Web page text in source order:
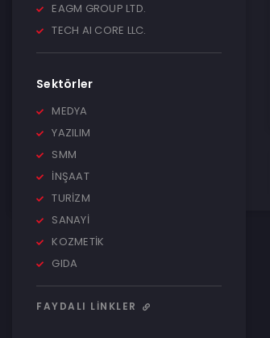
EAGM GROUP LTD.
TECH AI CORE LLC.
Sektörler
MEDYA
YAZILIM
SMM
İNŞAAT
TURİZM
SANAYİ
KOZMETİK
GIDA
FAYDALI LINKLER